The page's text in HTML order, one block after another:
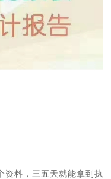
资料，三五天就能拿到执